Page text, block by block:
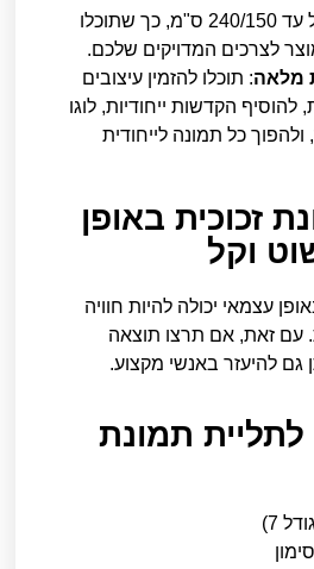
זכוכית בגודל של עד 240/150 ס"מ, כך שתוכלו
לצרכים המדויקים שלכם.
מלאה: תוכלו להזמין עיצובים
הקדשות ייחודיות, לוגו
כל תמונה לייחודית
זכוכית באופן
וקל
עצמאי יכולה להיות חוויה
עם זאת, אם תרצו תוצאה
גם להיעזר באנשי מקצוע.
תמונת